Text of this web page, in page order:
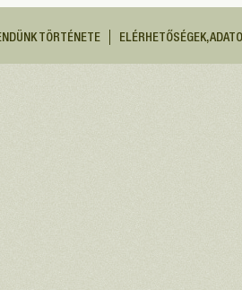
TÖRTÉNETE ELÉRHETŐSÉGEK,